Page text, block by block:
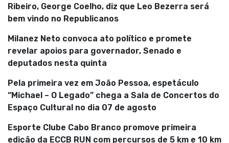
Ribeiro, George Coelho, diz que Leo Bezerra será
bem vindo no Republicanos
Milanez Neto convoca ato político e promete
revelar apoios para governador, Senado e
deputados nesta quinta
Pela primeira vez em João Pessoa, espetáculo
“Michael – O Legado” chega a Sala de Concertos do
Espaço Cultural no dia 07 de agosto
Esporte Clube Cabo Branco promove primeira
edição da ECCB RUN com percursos de 5 km e 10 km